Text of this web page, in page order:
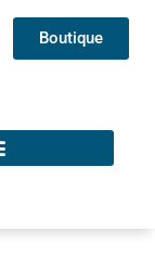
Boutique